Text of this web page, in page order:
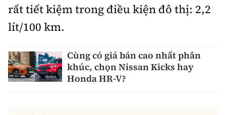
rất tiết kiệm trong điều kiện đô thị: 2,2
lít/100 km.
Cùng có giá bán cao nhất phân
khúc, chọn Nissan Kicks hay
Honda HR-V?